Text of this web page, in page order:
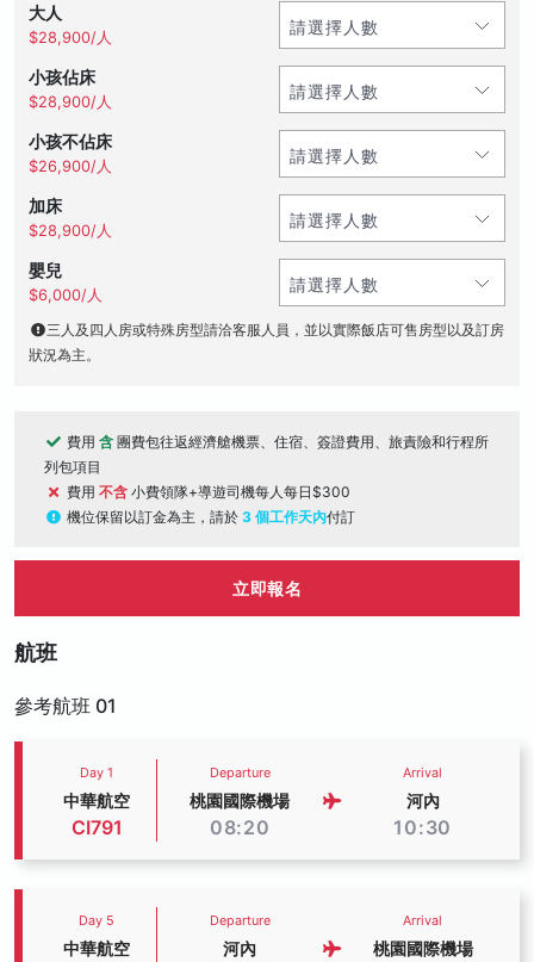
大人
$28,900/人
小孩佔床
$28,900/人
小孩不佔床
$26,900/人
加床
$28,900/人
嬰兒
$6,000/人
三人及四人房或特殊房型請洽客服人員，並以實際飯店可售房型以及訂房
狀況為主。
費用 含 團費包往返經濟艙機票、住宿、簽證費用、旅責險和行程所
列包項目
費用 不含 小費領隊+導遊司機每人每日$300
機位保留以訂金為主，請於 3 個工作天內付訂
立即報名
航班
參考航班 01
Day 1
中華航空
CI791
Departure
桃園國際機場
08:20
Arrival
河內
10:30
Day 5
中華航空
Departure
河內
Arrival
桃園國際機場